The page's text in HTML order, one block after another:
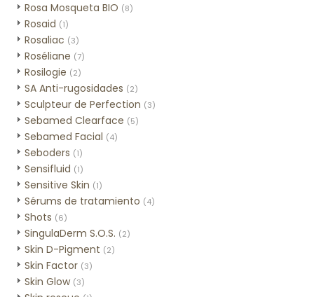
Rosa Mosqueta BIO (8)
Rosaid (1)
Rosaliac (3)
Roséliane (7)
Rosilogie (2)
SA Anti-rugosidades (2)
Sculpteur de Perfection (3)
Sebamed Clearface (5)
Sebamed Facial (4)
Seboders (1)
Sensifluid (1)
Sensitive Skin (1)
Sérums de tratamiento (4)
Shots (6)
SingulaDerm S.O.S. (2)
Skin D-Pigment (2)
Skin Factor (3)
Skin Glow (3)